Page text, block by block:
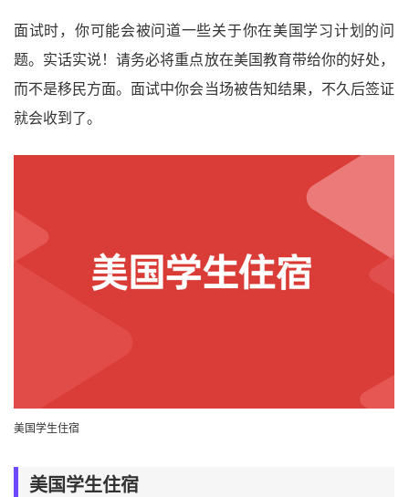
面试时，你可能会被问道一些关于你在美国学习计划的问
题。实话实说！请务必将重点放在美国教育带给你的好处，
而不是移民方面。面试中你会当场被告知结果，不久后签证
就会收到了。
美国学生住宿
美国学生住宿